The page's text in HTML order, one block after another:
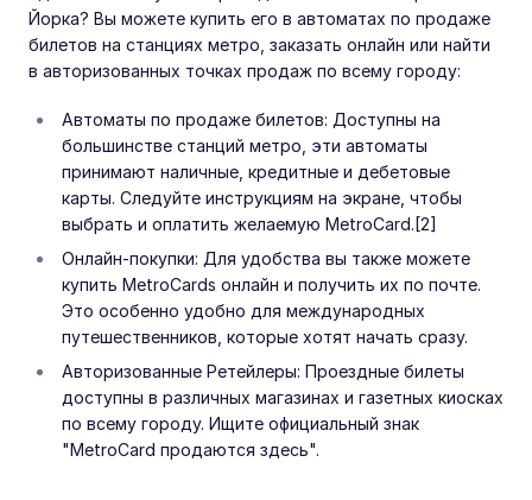
Йорка? Вы можете купить его в автоматах по продаже
билетов на станциях метро, заказать онлайн или найти
в авторизованных точках продаж по всему городу:
Автоматы по продаже билетов: Доступны на
большинстве станций метро, эти автоматы
принимают наличные, кредитные и дебетовые
карты. Следуйте инструкциям на экране, чтобы
выбрать и оплатить желаемую MetroCard.[2]
Онлайн-покупки: Для удобства вы также можете
купить MetroCards онлайн и получить их по почте.
Это особенно удобно для международных
путешественников, которые хотят начать сразу.
Авторизованные Ретейлеры: Проездные билеты
доступны в различных магазинах и газетных киосках
по всему городу. Ищите официальный знак
"MetroCard продаются здесь".